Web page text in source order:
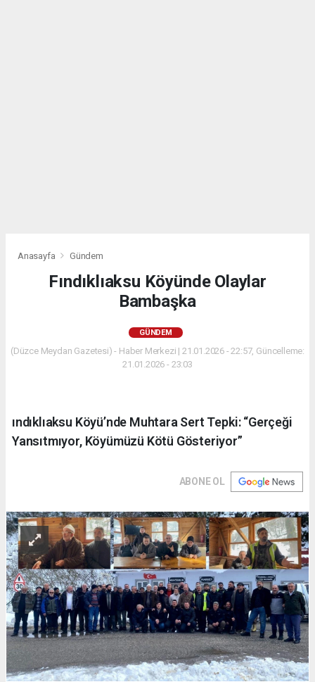
Anasayfa Gündem
Fındıklıaksu Köyünde Olaylar
Bambaşka
GÜNDEM
(Düzce Meydan Gazetesi) - Haber Merkezi | 21.01.2026 - 22:57, Güncelleme:
21.01.2026 - 23:03
ındıklıaksu Köyü’nde Muhtara Sert Tepki: “Gerçeği
Yansıtmıyor, Köyümüzü Kötü Gösteriyor”
ABONE OL